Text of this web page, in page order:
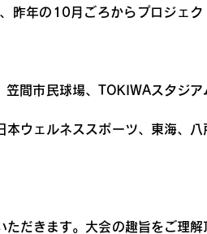
昨年の10月ごろからプロジェク
笠間市民球場、TOKIWAスタジア
本ウェルネススポーツ、東海、八
だきます。大会の趣旨をご理解